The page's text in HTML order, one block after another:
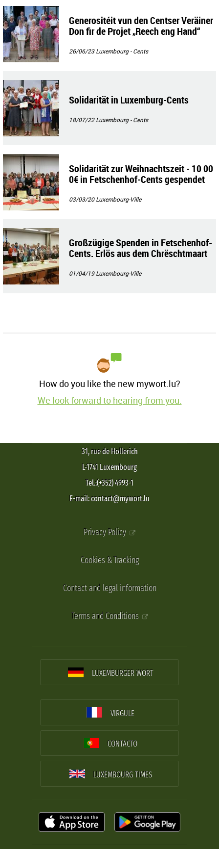
Generositéit vun den Centser Veräiner
Don fir de Projet „Reech eng Hand“
26/06/23Luxembourg - Cents
Solidarität in Luxemburg-Cents
18/07/22Luxembourg - Cents
Solidarität zur Weihnachtszeit - 10 00
0€ in Fetschenhof-Cents gespendet
03/03/20Luxembourg-Ville
Großzügige Spenden in Fetschenhof-
Cents. Erlös aus dem Chrëschtmaart
01/04/19Luxembourg-Ville
How do you like the new mywort.lu?
We look forward to hearing from you.
31, rue de Hollerich
L-1741 Luxembourg
Tel.:(+352) 4993-1
E-mail: contact@mywort.lu
Privacy Policy
Cookies & Tracking
Contact and legal information
Terms and Conditions
LUXEMBURGER WORT
VIRGULE
CONTACTO
LUXEMBOURG TIMES